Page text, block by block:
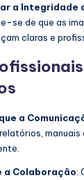
a Integridade
se de que as
claras e
a
a Colaboração: